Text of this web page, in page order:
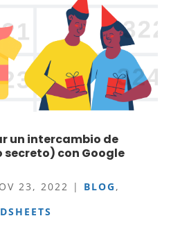
un intercambio de
con Google
23, 2022 | BLOG ,